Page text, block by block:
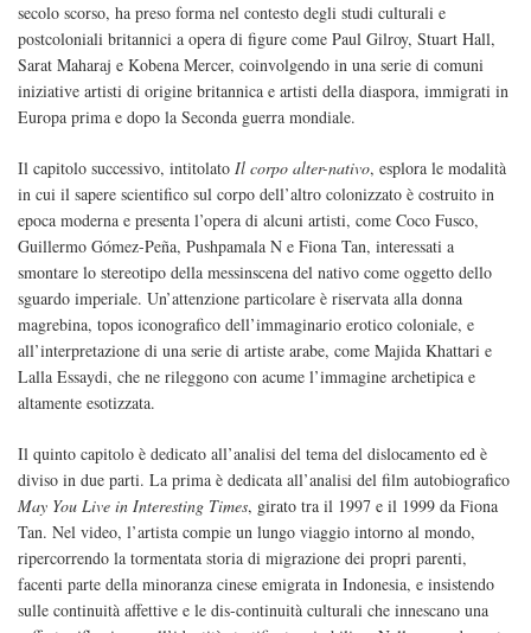
secolo scorso, ha preso forma nel contesto degli studi culturali e
postcoloniali britannici a opera di figure come Paul Gilroy, Stuart Hall,
Sarat Maharaj e Kobena Mercer, coinvolgendo in una serie di comuni
iniziative artisti di origine britannica e artisti della diaspora, immigrati in
Europa prima e dopo la Seconda guerra mondiale.
Il capitolo successivo, intitolato Il corpo alter-nativo, esplora le modalità
in cui il sapere scientifico sul corpo dell’altro colonizzato è costruito in
epoca moderna e presenta l’opera di alcuni artisti, come Coco Fusco,
Guillermo Gómez-Peña, Pushpamala N e Fiona Tan, interessati a
smontare lo stereotipo della messinscena del nativo come oggetto dello
sguardo imperiale. Un’attenzione particolare è riservata alla donna
magrebina, topos iconografico dell’immaginario erotico coloniale, e
all’interpretazione di una serie di artiste arabe, come Majida Khattari e
Lalla Essaydi, che ne rileggono con acume l’immagine archetipica e
altamente esotizzata.
Il quinto capitolo è dedicato all’analisi del tema del dislocamento ed è
diviso in due parti. La prima è dedicata all’analisi del film autobiografico
May You Live in Interesting Times, girato tra il 1997 e il 1999 da Fiona
Tan. Nel video, l’artista compie un lungo viaggio intorno al mondo,
ripercorrendo la tormentata storia di migrazione dei propri parenti,
facenti parte della minoranza cinese emigrata in Indonesia, e insistendo
sulle continuità affettive e le dis-continuità culturali che innescano una